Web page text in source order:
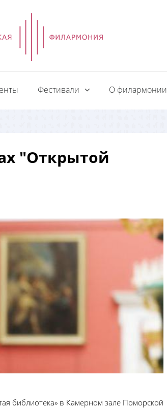
Фестивали О филармонии
"Открытой
библиотека» в Камерном зале Поморской